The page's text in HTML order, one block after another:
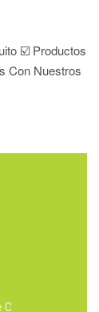
☑️ Productos
Con Nuestros
C